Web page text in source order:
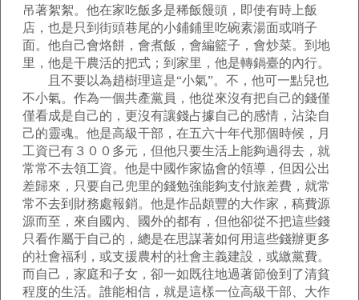
吊著絮絮。他在家吃飯多是稀飯饅頭，即使有時上飯
店，也是只到街頭巷尾的小鋪鋪里吃碗素湯面或哨子
面。他自己會烙餅，會煮飯，會編籃子，會炒菜。到地
里，他是干農活的把式；到家里，他是轉鍋臺的內行。
且不要以為趙樹理這是“小氣”。不，他可一點兒也
不小氣。作為一個共產黨員，他從來沒有把自己的錢僅
僅看成是自己的，更沒有讓錢占據自己的感情，沾染自
己的靈魂。他是高級干部，在五六十年代那個時候，月
工資已有３００多元，但他只要生活上能夠過得去，就
常常不去領工資。他是中國作家協會的領導，但因公出
差歸來，只要自己兜里的錢勉強能夠支付旅差費，就常
常不去到財務處報銷。他是作品頗豐的大作家，稿費源
源而至，來自國內、國外的都有，但他卻從不把這些錢
只看作屬于自己的，總是在思謀著如何用這些錢辦更多
的社會福利，或支援農村的社會主義建設，或繳黨費。
而自己，家庭和子女，卻一如既往地過著節儉到了清貧
程度的生活。誰能相信，就是這樣一位高級干部、大作